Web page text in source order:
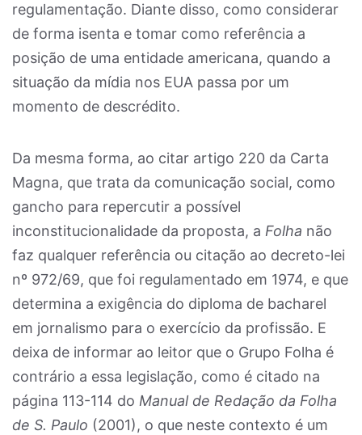
regulamentação. Diante disso, como considerar
de forma isenta e tomar como referência a
posição de uma entidade americana, quando a
situação da mídia nos EUA passa por um
momento de descrédito.
Da mesma forma, ao citar artigo 220 da Carta
Magna, que trata da comunicação social, como
gancho para repercutir a possível
inconstitucionalidade da proposta, a Folha não
faz qualquer referência ou citação ao decreto-lei
nº 972/69, que foi regulamentado em 1974, e que
determina a exigência do diploma de bacharel
em jornalismo para o exercício da profissão. E
deixa de informar ao leitor que o Grupo Folha é
contrário a essa legislação, como é citado na
página 113-114 do Manual de Redação da Folha
de S. Paulo (2001), o que neste contexto é um